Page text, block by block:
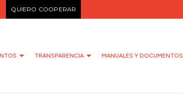
QUIERO COOPERAR
TRANSPARENCIA MANUALES Y DOCUMENTOS